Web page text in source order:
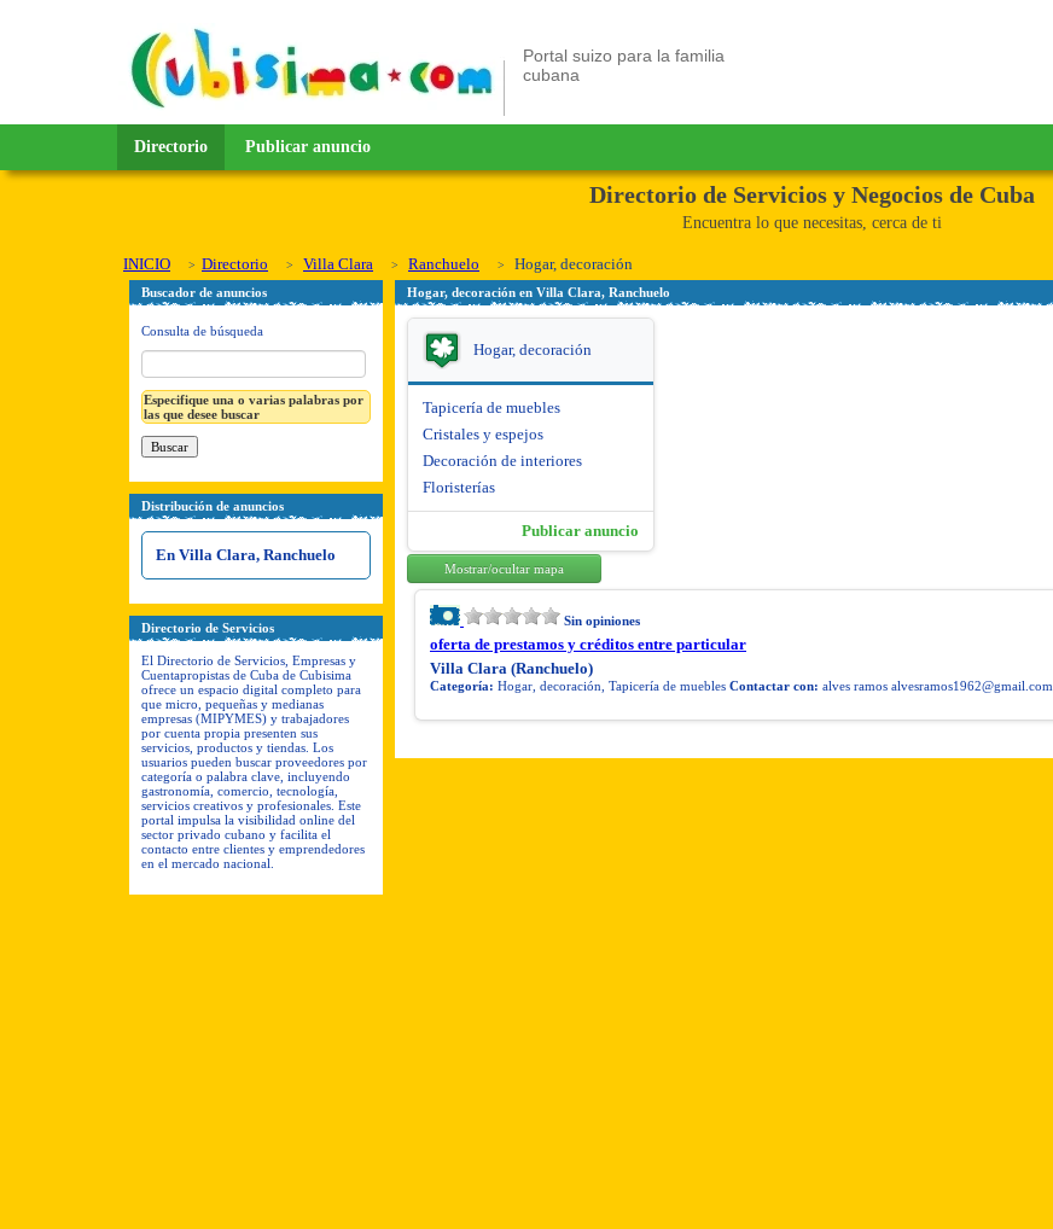
Portal suizo para la familia
cubana
Directorio Publicar anuncio
Directorio de Servicios y Negocios de Cuba
Encuentra lo que necesitas, cerca de ti
INICIO Directorio Villa Clara Ranchuelo Hogar, decoración
Buscador de anuncios
Consulta de búsqueda
Especifique una o varias palabras por
las que desee buscar
Distribución de anuncios
En Villa Clara, Ranchuelo
Directorio de Servicios
El Directorio de Servicios, Empresas y
Cuentapropistas de Cuba de Cubisima
ofrece un espacio digital completo para
que micro, pequeñas y medianas
empresas (MIPYMES) y trabajadores
por cuenta propia presenten sus
servicios, productos y tiendas. Los
usuarios pueden buscar proveedores por
categoría o palabra clave, incluyendo
gastronomía, comercio, tecnología,
servicios creativos y profesionales. Este
portal impulsa la visibilidad online del
sector privado cubano y facilita el
contacto entre clientes y emprendedores
en el mercado nacional.
Hogar, decoración en Villa Clara, Ranchuelo
Hogar, decoración
Tapicería de muebles
Cristales y espejos
Decoración de interiores
Floristerías
Publicar anuncio
Mostrar/ocultar mapa
Sin opiniones
oferta de prestamos y créditos entre particular
Villa Clara (Ranchuelo)
Categoría: Hogar, decoración, Tapicería de muebles Contactar con: alves ramos alvesramos1962@gmail.com